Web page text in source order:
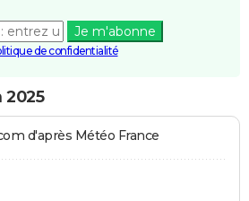
Je m'abonne
de confidentialité
2025
d'après Météo France